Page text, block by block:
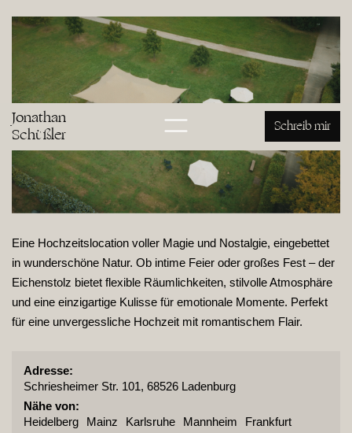
Jonathan
Schüßler Schreib mir
Eine Hochzeitslocation voller Magie und Nostalgie, eingebettet
in wunderschöne Natur. Ob intime Feier oder großes Fest – der
Eichenstolz bietet flexible Räumlichkeiten, stilvolle Atmosphäre
und eine einzigartige Kulisse für emotionale Momente. Perfekt
für eine unvergessliche Hochzeit mit romantischem Flair.
Adresse:
Schriesheimer Str. 101, 68526 Ladenburg
Nähe von:
Heidelberg
Mainz Karlsruhe Mannheim
Frankfurt